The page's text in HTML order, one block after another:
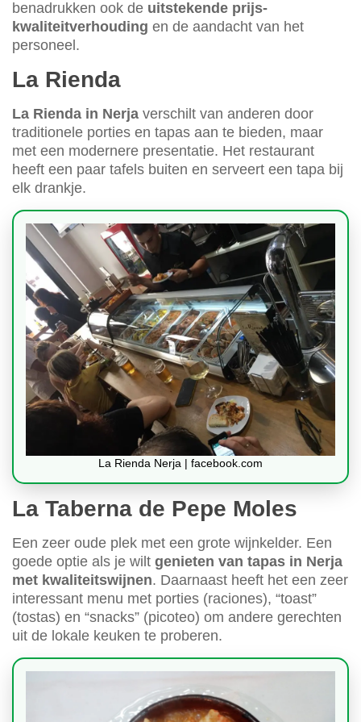
benadrukken ook de uitstekende prijs-
kwaliteitverhouding en de aandacht van het
personeel.
La Rienda
La Rienda in Nerja verschilt van anderen door
traditionele porties en tapas aan te bieden, maar
met een modernere presentatie. Het restaurant
heeft een paar tafels buiten en serveert een tapa bij
elk drankje.
La Rienda Nerja | facebook.com
La Taberna de Pepe Moles
Een zeer oude plek met een grote wijnkelder. Een
goede optie als je wilt genieten van tapas in Nerja
met kwaliteitswijnen. Daarnaast heeft het een zeer
interessant menu met porties (raciones), “toast”
(tostas) en “snacks” (picoteo) om andere gerechten
uit de lokale keuken te proberen.